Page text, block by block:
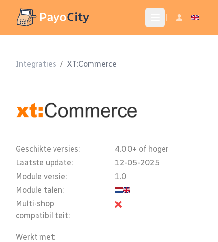
Integraties / XT:Commerce
Geschikte versies:
Laatste update:
Module versie:
Module talen:
Multi-shop
compatibiliteit:
Werkt met:
4.0.0+ of hoger
12-05-2025
1.0